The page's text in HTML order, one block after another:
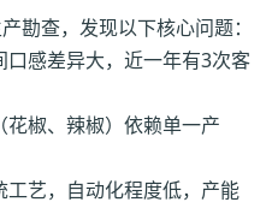
勘查，发现以下核心问题：
口感差异大，近一年有3次客
花椒、辣椒）依赖单一产
工艺，自动化程度低，产能